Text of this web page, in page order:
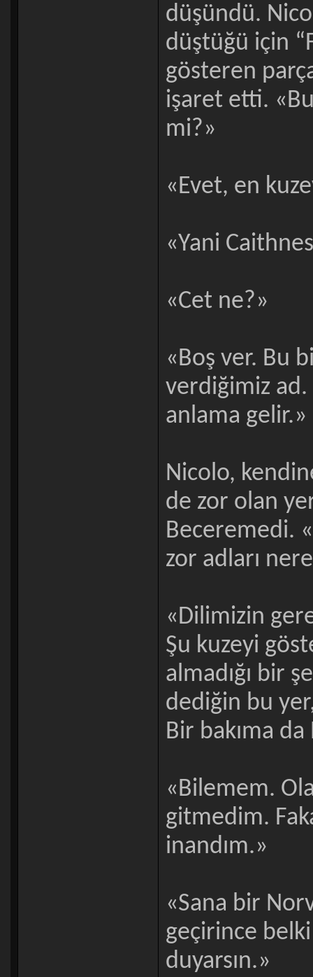
düşündü.
düştüğü için
gösteren
işaret etti.
mi?»
«Evet, en
«Yani
«Cet ne?»
«Boş ver. Bu
verdiğimiz
anlama gelir.»
Nicolo,
de zor olan
Beceremedi.
zor adları
«Dilimizin
Şu kuzeyi
almadığı bir
dediğin bu
Bir bakıma
«Bilemem.
gitmedim.
inandım.»
«Sana bir
geçirince
duyarsın.»